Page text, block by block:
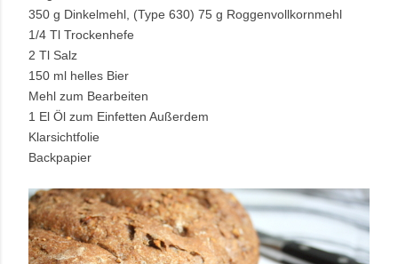
350 g Dinkelmehl, (Type 630) 75 g Roggenvollkornmehl
1/4 Tl Trockenhefe
2 Tl Salz
150 ml helles Bier
Mehl zum Bearbeiten
1 El Öl zum Einfetten Außerdem
Klarsichtfolie
Backpapier